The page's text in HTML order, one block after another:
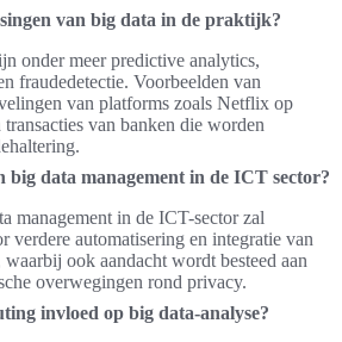
van big data in de praktijk?
onder meer predictive analytics,
fraudedetectie. Voorbeelden van
van platforms zoals Netflix op
van banken die worden
big data management in de ICT sector?
management in de ICT-sector zal
verdere automatisering en integratie van
ook aandacht wordt besteed aan
overwegingen rond privacy.
invloed op big data-analyse?